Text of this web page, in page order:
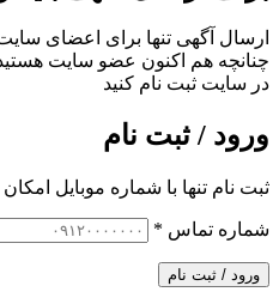
ارسال آگهی تنها برای اعضای
چنانچه هم‌ اکنون عضو سایت
در سایت ثبت نام کنید
ورود / ثبت نام
ثبت نام تنها با شماره موبایل
شماره تماس *
ورود / ثبت نام